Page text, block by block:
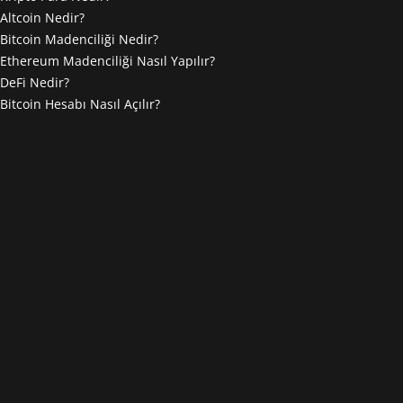
Altcoin Nedir?
Bitcoin Madenciliği Nedir?
Ethereum Madenciliği Nasıl Yapılır?
DeFi Nedir?
Bitcoin Hesabı Nasıl Açılır?